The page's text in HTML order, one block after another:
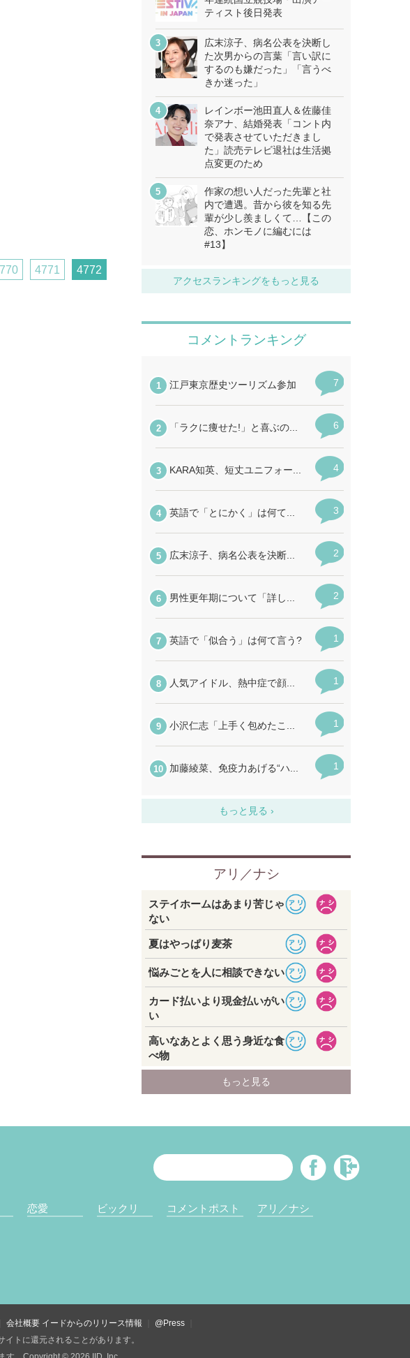
4771 4772
ティスト後日発表
広末涼子、病名公表を決断し
た次男からの言葉「言い訳に
するのも嫌だった」「言うべ
きか迷った」
レインボー池田直人＆佐藤佳
奈アナ、結婚発表「コント内
で発表させていただきまし
た」読売テレビ退社は生活拠
点変更のため
作家の想い人だった先輩と社
内で遭遇。昔から彼を知る先
輩が少し羨ましくて…【この
恋、ホンモノに編むには
#13】
アクセスランキングをもっと見る
恋愛 ビックリ コメントポスト アリ／ナシ
会社概要 イードからのリリース情報
@Press
トに還元されることがあります。